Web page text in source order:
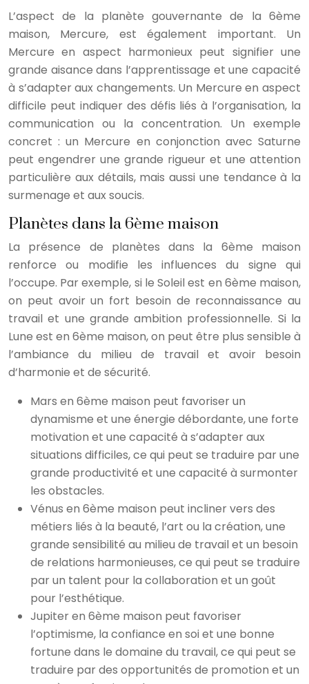
L’aspect de la planète gouvernante de la 6ème
maison, Mercure, est également important. Un
Mercure en aspect harmonieux peut signifier une
grande aisance dans l’apprentissage et une capacité
à s’adapter aux changements. Un Mercure en aspect
difficile peut indiquer des défis liés à l’organisation, la
communication ou la concentration. Un exemple
concret : un Mercure en conjonction avec Saturne
peut engendrer une grande rigueur et une attention
particulière aux détails, mais aussi une tendance à la
surmenage et aux soucis.
Planètes dans la 6ème maison
La présence de planètes dans la 6ème maison
renforce ou modifie les influences du signe qui
l’occupe. Par exemple, si le Soleil est en 6ème maison,
on peut avoir un fort besoin de reconnaissance au
travail et une grande ambition professionnelle. Si la
Lune est en 6ème maison, on peut être plus sensible à
l’ambiance du milieu de travail et avoir besoin
d’harmonie et de sécurité.
Mars en 6ème maison peut favoriser un
dynamisme et une énergie débordante, une forte
motivation et une capacité à s’adapter aux
situations difficiles, ce qui peut se traduire par une
grande productivité et une capacité à surmonter
les obstacles.
Vénus en 6ème maison peut incliner vers des
métiers liés à la beauté, l’art ou la création, une
grande sensibilité au milieu de travail et un besoin
de relations harmonieuses, ce qui peut se traduire
par un talent pour la collaboration et un goût
pour l’esthétique.
Jupiter en 6ème maison peut favoriser
l’optimisme, la confiance en soi et une bonne
fortune dans le domaine du travail, ce qui peut se
traduire par des opportunités de promotion et un